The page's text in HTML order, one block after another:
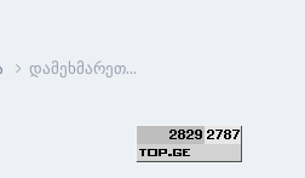
დამეხმარეთ...